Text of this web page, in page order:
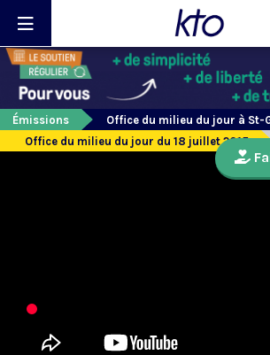
Émissions
Office du milieu du jour à St-
Office du milieu du jour du 18 juillet 2015